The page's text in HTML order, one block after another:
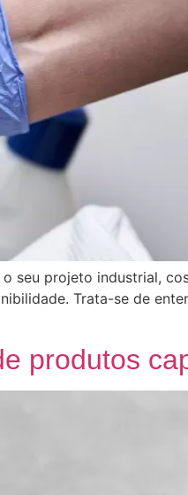
seu projeto industrial,
Trata-se de
produtos